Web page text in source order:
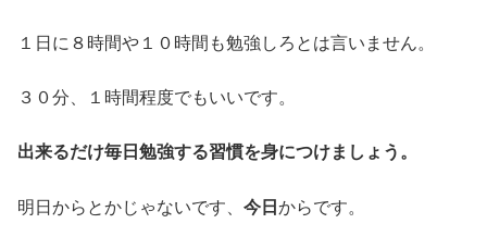
１日に８時間や１０時間も勉強しろとは言いません。
３０分、１時間程度でもいいです。
出来るだけ毎日勉強する習慣を身につけましょう。
明日からとかじゃないです、 今日 からです。